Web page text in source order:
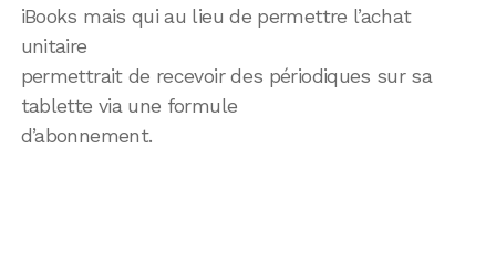
iBooks mais qui au lieu de permettre l’achat
unitaire
permettrait de recevoir des périodiques sur sa
tablette via une formule
d’abonnement.